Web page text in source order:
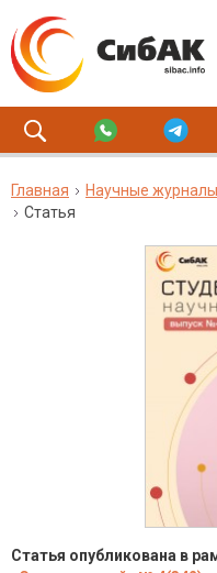
Главная Научные журналы
Статья
Статья опубликована в